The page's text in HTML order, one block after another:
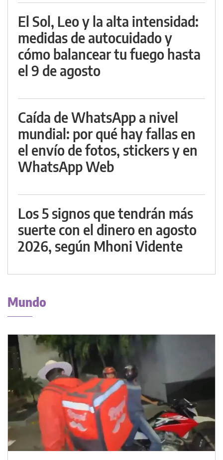
El Sol, Leo y la alta intensidad:
medidas de autocuidado y
cómo balancear tu fuego hasta
el 9 de agosto
Caída de WhatsApp a nivel
mundial: por qué hay fallas en
el envío de fotos, stickers y en
WhatsApp Web
Los 5 signos que tendrán más
suerte con el dinero en agosto
2026, según Mhoni Vidente
Mundo